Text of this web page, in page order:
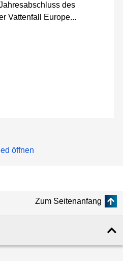
des
Vattenfall Europe...
öffnen
Zum Seitenanfang